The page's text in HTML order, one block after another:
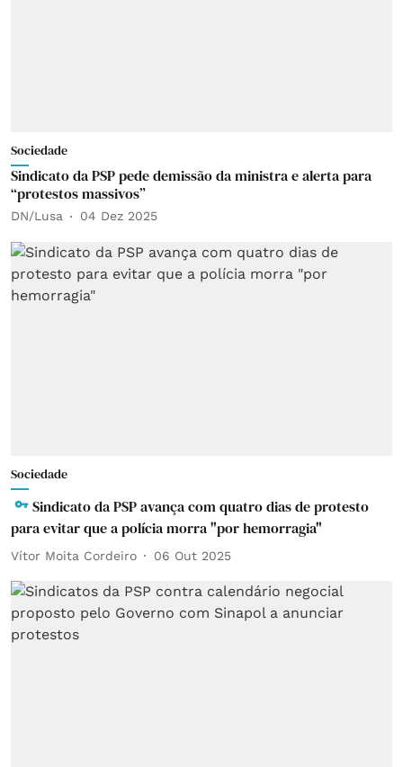
Sociedade
Sindicato da PSP pede demissão da ministra e alerta para
“protestos massivos”
DN/Lusa 04 Dez 2025
Sociedade
Sindicato da PSP avança com quatro dias de protesto
para evitar que a polícia morra "por hemorragia"
Vítor Moita Cordeiro 06 Out 2025